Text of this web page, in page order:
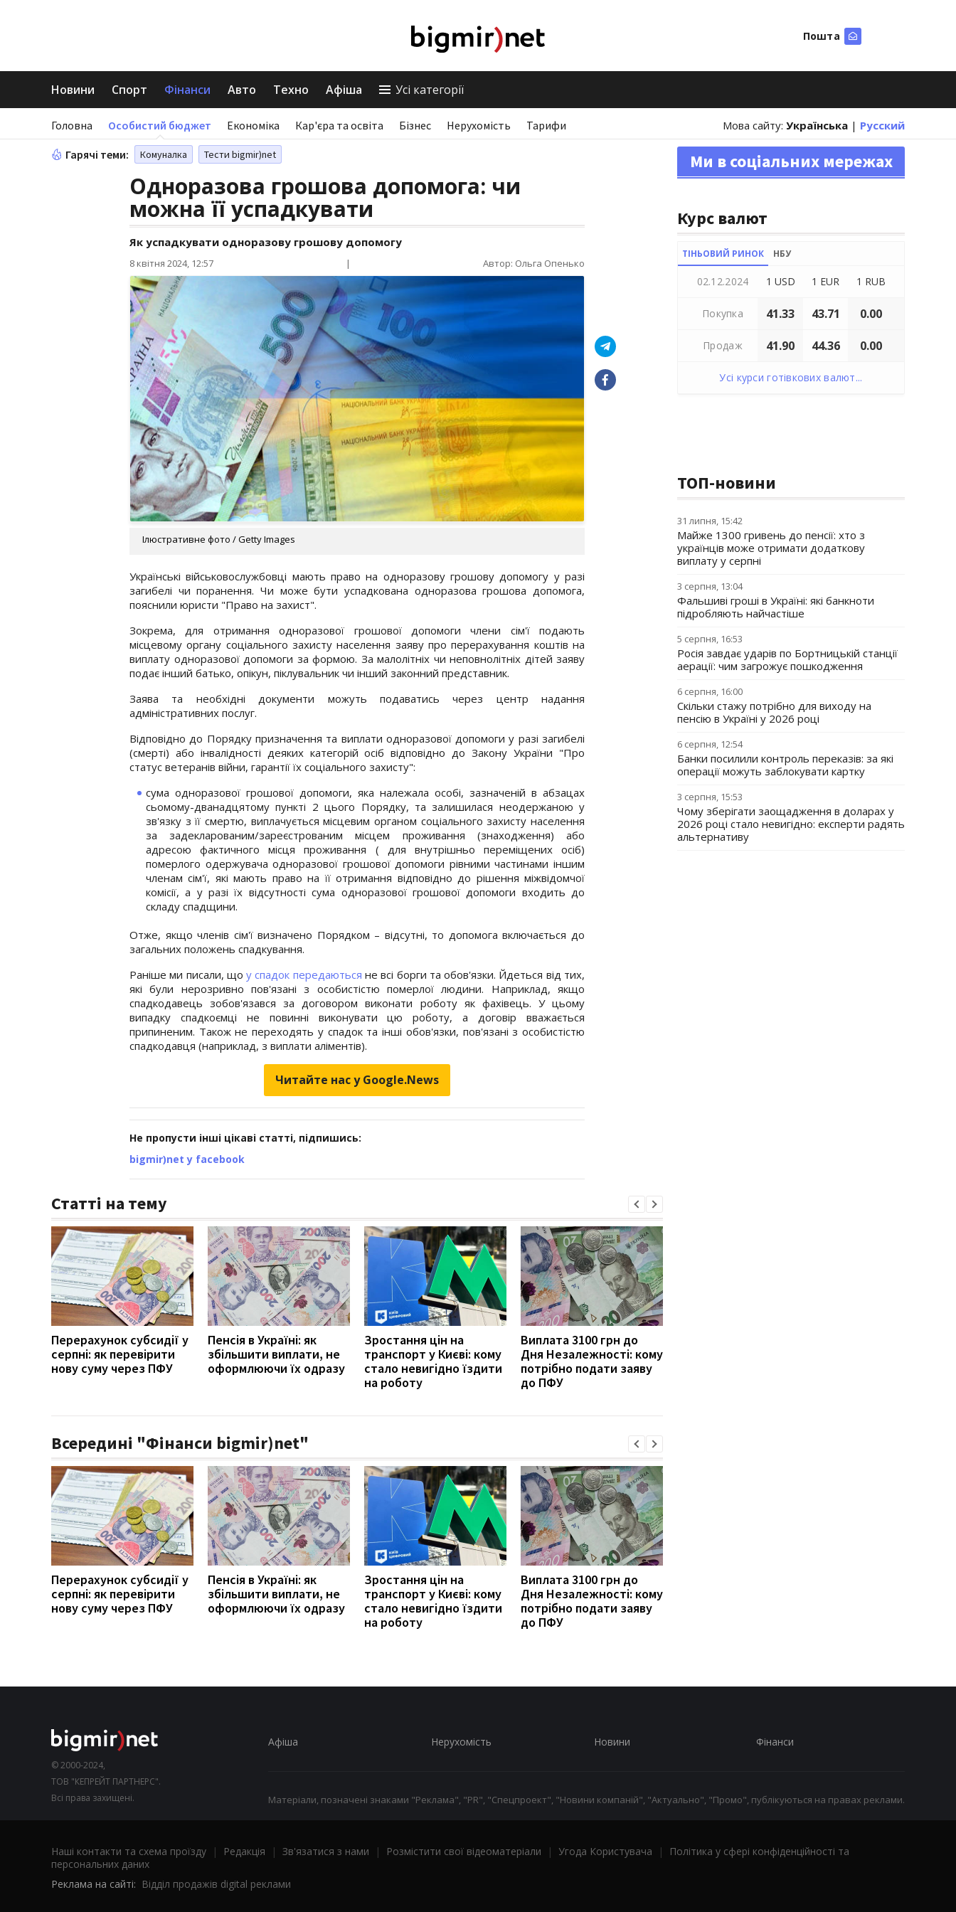
Пошта
Новини Спорт Фінанси Авто Техно Афіша Усі категорії
Головна Особистий бюджет Економіка Кар'єра та освіта Бізнес Нерухомість Тарифи Мова сайту: Українська | Русский
Гарячі теми: Комуналка Тести bigmir)net
Одноразова грошова допомога: чи
можна її успадкувати
Як успадкувати одноразову грошову допомогу
8 квітня 2024, 12:57 | Автор: Ольга Опенько
Ілюстративне фото / Getty Images
Українські військовослужбовці мають право на одноразову грошову допомогу у разі
загибелі чи поранення. Чи може бути успадкована одноразова грошова допомога,
пояснили юристи "Право на захист".
Зокрема, для отримання одноразової грошової допомоги члени сім'ї подають
місцевому органу соціального захисту населення заяву про перерахування коштів на
виплату одноразової допомоги за формою. За малолітніх чи неповнолітніх дітей заяву
подає інший батько, опікун, піклувальник чи інший законний представник.
Заява та необхідні документи можуть подаватись через центр надання
адміністративних послуг.
Відповідно до Порядку призначення та виплати одноразової допомоги у разі загибелі
(смерті) або інвалідності деяких категорій осіб відповідно до Закону України "Про
статус ветеранів війни, гарантії їх соціального захисту":
сума одноразової грошової допомоги, яка належала особі, зазначеній в абзацах
сьомому-дванадцятому пункті 2 цього Порядку, та залишилася неодержаною у
зв'язку з її смертю, виплачується місцевим органом соціального захисту населення
за задекларованим/зареєстрованим місцем проживання (знаходження) або
адресою фактичного місця проживання ( для внутрішньо переміщених осіб)
померлого одержувача одноразової грошової допомоги рівними частинами іншим
членам сім'ї, які мають право на її отримання відповідно до рішення міжвідомчої
комісії, а у разі їх відсутності сума одноразової грошової допомоги входить до
складу спадщини.
Отже, якщо членів сім'ї визначено Порядком – відсутні, то допомога включається до
загальних положень спадкування.
Раніше ми писали, щоу спадок передаються не всі борги та обов'язки. Йдеться від тих,
які були нерозривно пов'язані з особистістю померлої людини. Наприклад, якщо
спадкодавець зобов'язався за договором виконати роботу як фахівець. У цьому
випадку спадкоємці не повинні виконувати цю роботу, а договір вважається
припиненим. Також не переходять у спадок та інші обов'язки, пов'язані з особистістю
спадкодавця (наприклад, з виплати аліментів).
Читайте нас у Google.News
Не пропусти інші цікаві статті, підпишись:
bigmir)net у facebook
Статті на тему
Перерахунок субсидії у
серпні: як перевірити
нову суму через ПФУ
Пенсія в Україні: як
збільшити виплати, не
оформлюючи їх одразу
Зростання цін на
транспорт у Києві: кому
стало невигідно їздити
на роботу
Виплата 3100 грн до
Дня Незалежності: кому
потрібно подати заяву
до ПФУ
Всередині "Фінанси bigmir)net"
Перерахунок субсидії у
серпні: як перевірити
нову суму через ПФУ
Пенсія в Україні: як
збільшити виплати, не
оформлюючи їх одразу
Зростання цін на
транспорт у Києві: кому
стало невигідно їздити
на роботу
Виплата 3100 грн до
Дня Незалежності: кому
потрібно подати заяву
до ПФУ
Ми в соціальних мережах
Курс валют
ТІНЬОВИЙ РИНОК НБУ
02.12.2024 1 USD 1 EUR 1 RUB
Покупка 41.33 43.71 0.00
Продаж 41.90 44.36 0.00
Усі курси готівкових валют...
ТОП-новини
31 липня, 15:42
Майже 1300 гривень до пенсії: хто з
українців може отримати додаткову
виплату у серпні
3 серпня, 13:04
Фальшиві гроші в Україні: які банкноти
підробляють найчастіше
5 серпня, 16:53
Росія завдає ударів по Бортницькій станції
аерації: чим загрожує пошкодження
6 серпня, 16:00
Скільки стажу потрібно для виходу на
пенсію в Україні у 2026 році
6 серпня, 12:54
Банки посилили контроль переказів: за які
операції можуть заблокувати картку
3 серпня, 15:53
Чому зберігати заощадження в доларах у
2026 році стало невигідно: експерти радять
альтернативу
© 2000-2024,
ТОВ "КЕПРЕЙТ ПАРТНЕРС".
Всі права захищені.
Афіша Нерухомість Новини Фінанси
Матеріали, позначені знаками "Реклама", "PR", "Спецпроект", "Новини компаній", "Актуально", "Промо", публікуються на правах реклами.
Наші контакти та схема проїзду | Редакція | Зв'язатися з нами | Розмістити свої відеоматеріали | Угода Користувача |
Політика у сфері конфіденційності та
персональних даних
Реклама на сайті: Відділ продажів digital реклами